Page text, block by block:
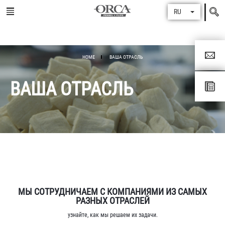
Поиск
по
RU
HOME ВАША ОТРАСЛЬ
ВАША ОТРАСЛЬ
МЫ СОТРУДНИЧАЕМ С КОМПАНИЯМИ ИЗ САМЫХ
РАЗНЫХ ОТРАСЛЕЙ
узнайте, как мы решаем их задачи.